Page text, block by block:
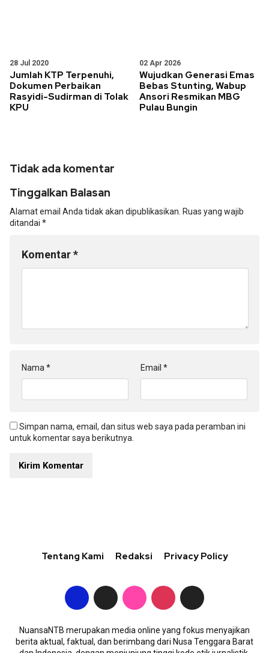
28 Jul 2020
Jumlah KTP Terpenuhi,
Dokumen Perbaikan
Rasyidi-Sudirman di Tolak
KPU
02 Apr 2026
Wujudkan Generasi Emas
Bebas Stunting, Wabup
Ansori Resmikan MBG
Pulau Bungin
Tidak ada komentar
Tinggalkan Balasan
Alamat email Anda tidak akan dipublikasikan. Ruas yang wajib
ditandai *
Komentar*
Nama * Email *
Simpan nama, email, dan situs web saya pada peramban ini
untuk komentar saya berikutnya.
Tentang Kami Redaksi Privacy Policy
NuansaNTB merupakan media online yang fokus menyajikan
berita aktual, faktual, dan berimbang dari Nusa Tenggara Barat